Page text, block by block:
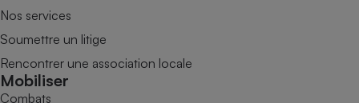
Nos services
Soumettre un litige
Rencontrer une association locale
Mobiliser
Combats